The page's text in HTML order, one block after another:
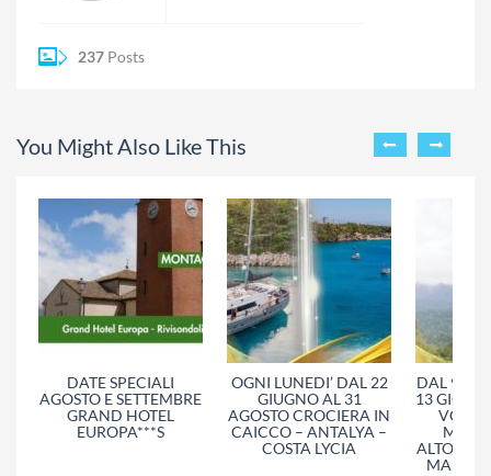
237 Posts
You Might Also Like This
DATE SPECIALI
AGOSTO E SETTEMBRE
GRAND HOTEL
EUROPA***S
OGNI LUNEDI’ DAL 22
GIUGNO AL 31
AGOSTO CROCIERA IN
CAICCO – ANTALYA –
COSTA LYCIA
DAL 9 AL
13
VOLO
MARE